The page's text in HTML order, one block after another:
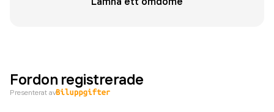
Fordon registrerade
Presenterat av